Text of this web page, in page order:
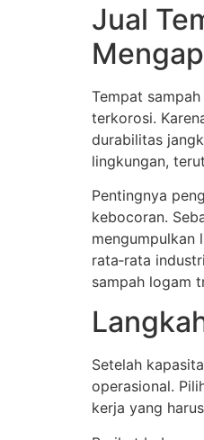
Jual
Tempat
terkorosi.
durabilitas
lingkungan,
Pentingnya
kebocoran.
mengumpulkan
rata‑rata
sampah logam
Setelah
operasional.
kerja yang